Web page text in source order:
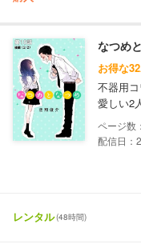
なつめ
お得な
不器用
愛しい2
配信日：
レンタル(48時間)